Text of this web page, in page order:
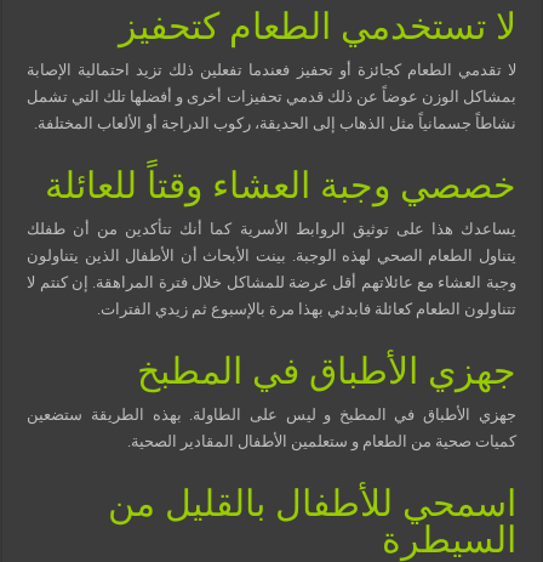
لا تستخدمي الطعام كتحفيز
لا تقدمي الطعام كجائزة أو تحفيز فعندما تفعلين ذلك تزيد احتمالية الإصابة
بمشاكل الوزن عوضاً عن ذلك قدمي تحفيزات أخرى و أفضلها تلك التي تشمل
نشاطاً جسمانياً مثل الذهاب إلى الحديقة، ركوب الدراجة أو الألعاب المختلفة.
خصصي وجبة العشاء وقتاً للعائلة
يساعدك هذا على توثيق الروابط الأسرية كما أنك تتأكدين من أن طفلك
يتناول الطعام الصحي لهذه الوجبة. بينت الأبحاث أن الأطفال الذين يتناولون
وجبة العشاء مع عائلاتهم أقل عرضة للمشاكل خلال فترة المراهقة. إن كنتم لا
تتناولون الطعام كعائلة فابدئي بهذا مرة بالإسبوع ثم زيدي الفترات.
جهزي الأطباق في المطبخ
جهزي الأطباق في المطبخ و ليس على الطاولة. بهذه الطريقة ستضعين
كميات صحية من الطعام و ستعلمين الأطفال المقادير الصحية.
اسمحي للأطفال بالقليل من
السيطرة